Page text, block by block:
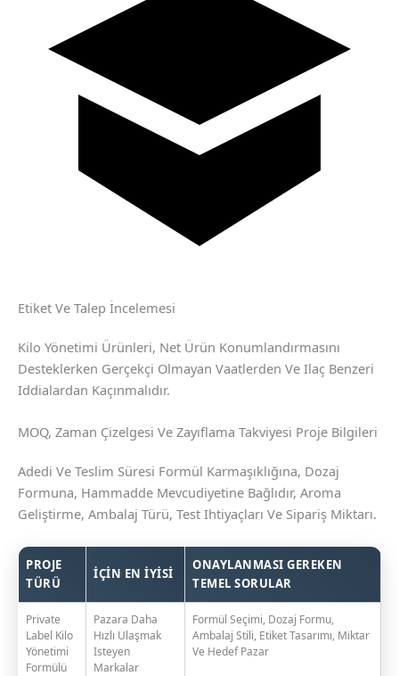
Etiket Ve Talep İncelemesi
Kilo Yönetimi Ürünleri, Net Ürün Konumlandırmasını
Desteklerken Gerçekçi Olmayan Vaatlerden Ve Ilaç Benzeri
Iddialardan Kaçınmalıdır.
MOQ, Zaman Çizelgesi Ve Zayıflama Takviyesi Proje Bilgileri
Adedi Ve Teslim Süresi Formül Karmaşıklığına, Dozaj
Formuna, Hammadde Mevcudiyetine Bağlıdır, Aroma
Geliştirme, Ambalaj Türü, Test Ihtiyaçları Ve Sipariş Miktarı.
PROJE
TÜRÜ
İÇIN EN İYISI
ONAYLANMASI GEREKEN
TEMEL SORULAR
Private
Label Kilo
Yönetimi
Formülü
Pazara Daha
Hızlı Ulaşmak
Isteyen
Markalar
Formül Seçimi, Dozaj Formu,
Ambalaj Stili, Etiket Tasarımı, Miktar
Ve Hedef Pazar